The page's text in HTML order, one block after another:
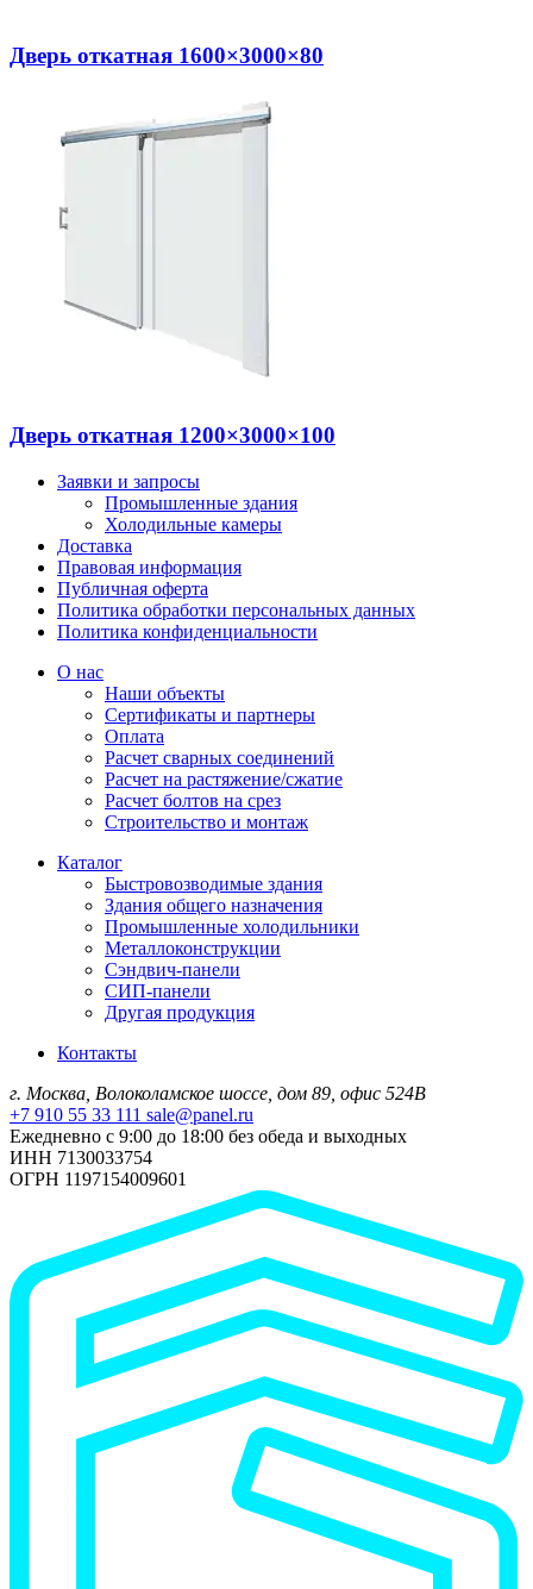
Дверь откатная 1600×3000×80
Дверь откатная 1200×3000×100
Заявки и запросы
Промышленные здания
Холодильные камеры
Доставка
Правовая информация
Публичная оферта
Политика обработки персональных данных
Политика конфиденциальности
О нас
Наши объекты
Сертификаты и партнеры
Оплата
Расчет сварных соединений
Расчет на растяжение/сжатие
Расчет болтов на срез
Строительство и монтаж
Каталог
Быстровозводимые здания
Здания общего назначения
Промышленные холодильники
Металлоконструкции
Сэндвич-панели
СИП-панели
Другая продукция
Контакты
г. Москва, Волоколамское шоссе, дом 89, офис 524В
+7 910 55 33 111 sale@panel.ru
Ежедневно с 9:00 до 18:00 без обеда и выходных
ИНН 7130033754
ОГРН 1197154009601